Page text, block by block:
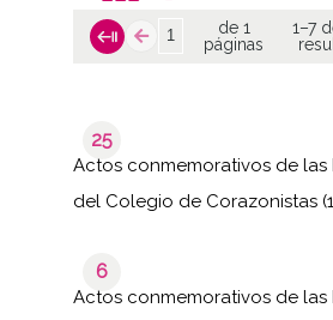
de 1
páginas
1–7
25
Actos conmemorativos de las
del Colegio de Corazonistas
6
Actos conmemorativos de las